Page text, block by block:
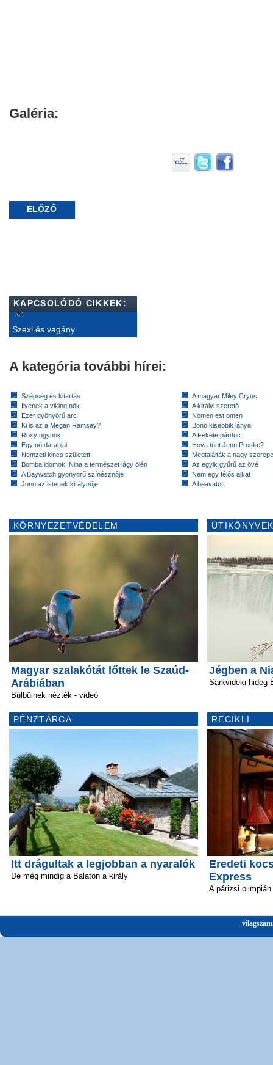
Galéria:
ELŐZŐ
KAPCSOLÓDÓ CIKKEK:
Szexi és vagány
A kategória további hírei:
Szépség és kitartás
Ilyenek a viking nők
Ezer gyönyörű arc
Ki is az a Megan Ramsey?
Roxy ügynök
Egy nő darabjai
Nemzeti kincs született
Bomba idomok! Nina a természet lágy ölén
A Baywatch gyönyörű színésznője
Juno az istenek királynője
A magyar Miley Cryus
A királyi szerető
Nomen est omen
Bono kisebbik lánya
A Fekete párduc
Hova tűnt Jenn Proske?
Megtalálták a nagy
Az egyik gyűrű az övé
Nem egy félős alkat
A beavatott
KÖRNYEZETVÉDELEM
Magyar szalakótát lőttek le Szaúd-
Arábiában
Bülbülnek nézték - videó
PÉNZTÁRCA
Itt drágultak a legjobban a nyaralók
De még mindig a Balaton a király
Jégben a
Sarkvidéki hideg
RECIKLI
Eredeti
Express
A párizsi olimpián